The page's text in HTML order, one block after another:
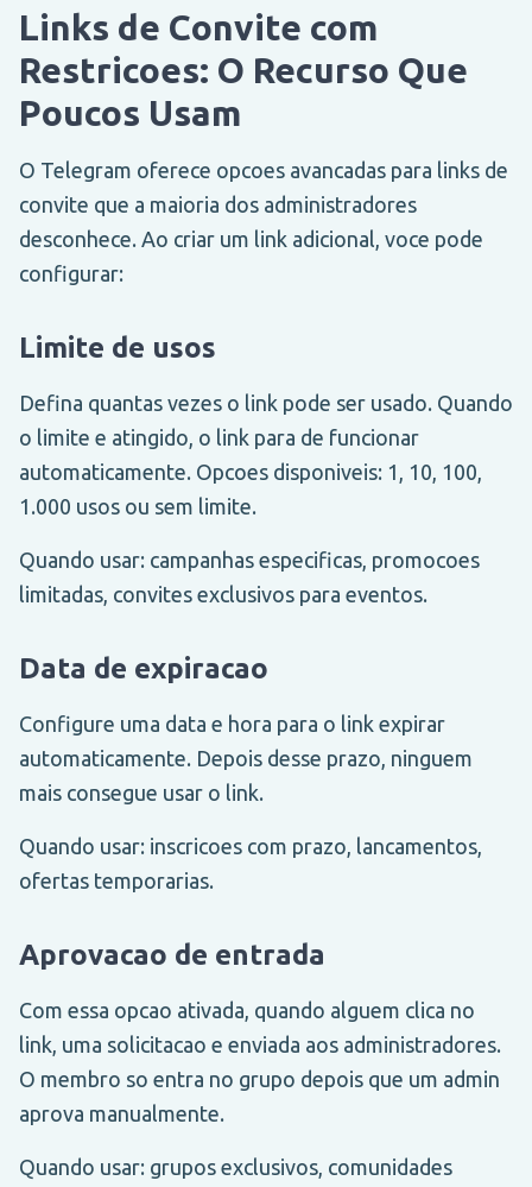
Links de Convite com
Restricoes: O Recurso Que
Poucos Usam
O Telegram oferece opcoes avancadas para links de
convite que a maioria dos administradores
desconhece. Ao criar um link adicional, voce pode
configurar:
Limite de usos
Defina quantas vezes o link pode ser usado. Quando
o limite e atingido, o link para de funcionar
automaticamente. Opcoes disponiveis: 1, 10, 100,
1.000 usos ou sem limite.
Quando usar: campanhas especificas, promocoes
limitadas, convites exclusivos para eventos.
Data de expiracao
Configure uma data e hora para o link expirar
automaticamente. Depois desse prazo, ninguem
mais consegue usar o link.
Quando usar: inscricoes com prazo, lancamentos,
ofertas temporarias.
Aprovacao de entrada
Com essa opcao ativada, quando alguem clica no
link, uma solicitacao e enviada aos administradores.
O membro so entra no grupo depois que um admin
aprova manualmente.
Quando usar: grupos exclusivos, comunidades